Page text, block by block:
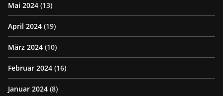
Mai 2024 (13)
April 2024 (19)
März 2024 (10)
Februar 2024 (16)
Januar 2024 (8)